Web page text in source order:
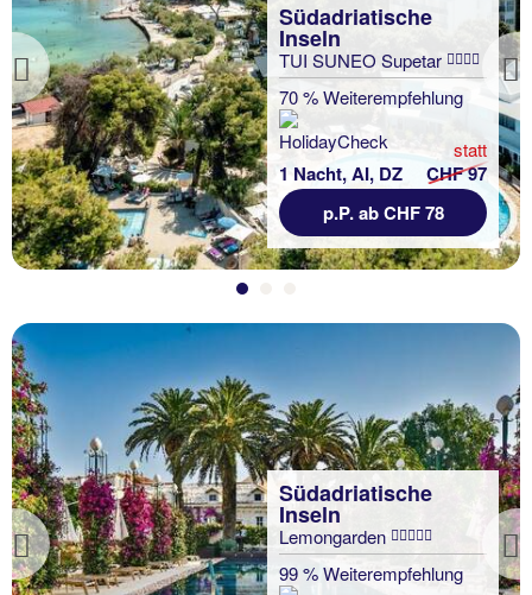
Previous
Südadriatische
Inseln
TUI SUNEO Supetar
70 % Weiterempfehlung
1 Nacht, AI, DZ
statt
CHF 97
p.P. ab CHF 78
Previous
Südadriatische
Inseln
Lemongarden
99 % Weiterempfehlung